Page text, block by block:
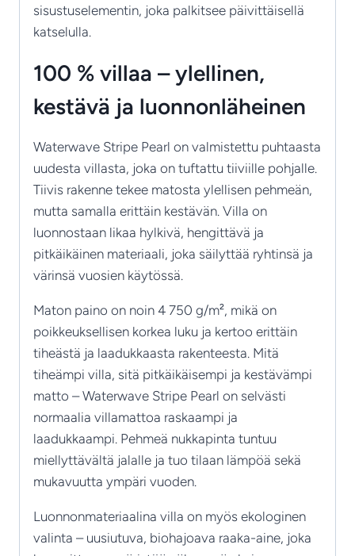
sisustuselementin, joka palkitsee päivittäisellä
katselulla.
100 % villaa – ylellinen,
kestävä ja luonnonläheinen
Waterwave Stripe Pearl on valmistettu puhtaasta
uudesta villasta, joka on tuftattu tiiviille pohjalle.
Tiivis rakenne tekee matosta ylellisen pehmeän,
mutta samalla erittäin kestävän. Villa on
luonnostaan likaa hylkivä, hengittävä ja
pitkäikäinen materiaali, joka säilyttää ryhtinsä ja
värinsä vuosien käytössä.
Maton paino on noin 4 750 g/m², mikä on
poikkeuksellisen korkea luku ja kertoo erittäin
tiheästä ja laadukkaasta rakenteesta. Mitä
tiheämpi villa, sitä pitkäikäisempi ja kestävämpi
matto – Waterwave Stripe Pearl on selvästi
normaalia villamattoa raskaampi ja
laadukkaampi. Pehmeä nukkapinta tuntuu
miellyttävältä jalalle ja tuo tilaan lämpöä sekä
mukavuutta ympäri vuoden.
Luonnonmateriaalina villa on myös ekologinen
valinta – uusiutuva, biohajoava raaka-aine, joka